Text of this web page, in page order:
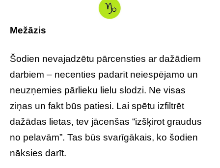
Mežāzis
Šodien nevajadzētu pārcensties ar dažādiem
darbiem – necenties padarīt neiespējamo un
neuzņemies pārlieku lielu slodzi. Ne visas
ziņas un fakt būs patiesi. Lai spētu izfiltrēt
dažādas lietas, tev jācenšas “izšķirot graudus
no pelavām”. Tas būs svarīgākais, ko šodien
nāksies darīt.